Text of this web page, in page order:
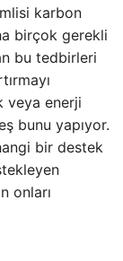
karbon
birçok gerekli
bu tedbirleri
veya enerji
bunu yapıyor.
bir destek
onları